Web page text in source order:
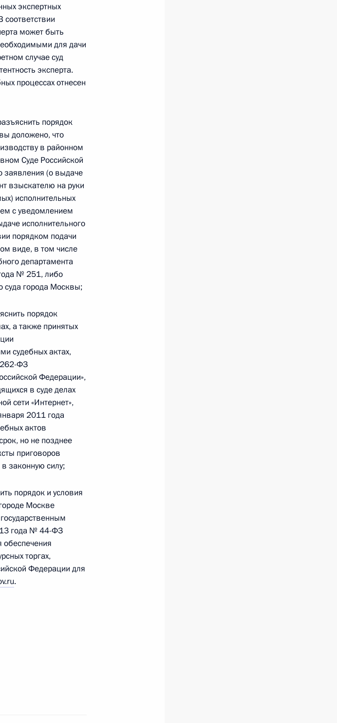
проведённого
обязанности
Егором
приёму граждан
приёма в режиме
Управления
Матвеевой
в Москве
в режиме видео-
по поручению
Президента
Президента
2021 года
департамента
Российской
экспертных
может быть
для дачи
случае суд
эксперта.
процессах отнесен
порядок
доложено, что
в районном
Суде Российской
заявления (о выдаче
взыскателю на руки
исполнительных
с уведомлением
исполнительного
порядком подачи
виде, в том числе
департамента
№ 251, либо
суда города Москвы;
порядок
а также принятых
судебных актах,
262-ФЗ
Федерации»,
в суде делах
сети «Интернет»,
2011 года
актов
но не позднее
приговоров
законную силу;
порядок и условия
Москве
года № 44-ФЗ
обеспечения
торгах,
Федерации для
.